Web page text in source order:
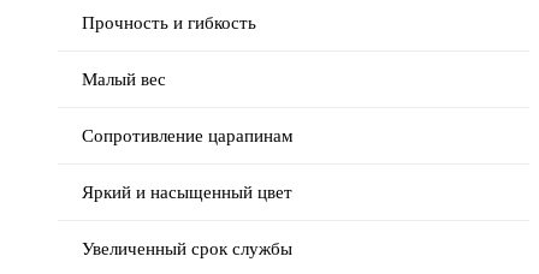
Прочность и гибкость
Малый вес
Сопротивление царапинам
Яркий и насыщенный цвет
Увеличенный срок службы